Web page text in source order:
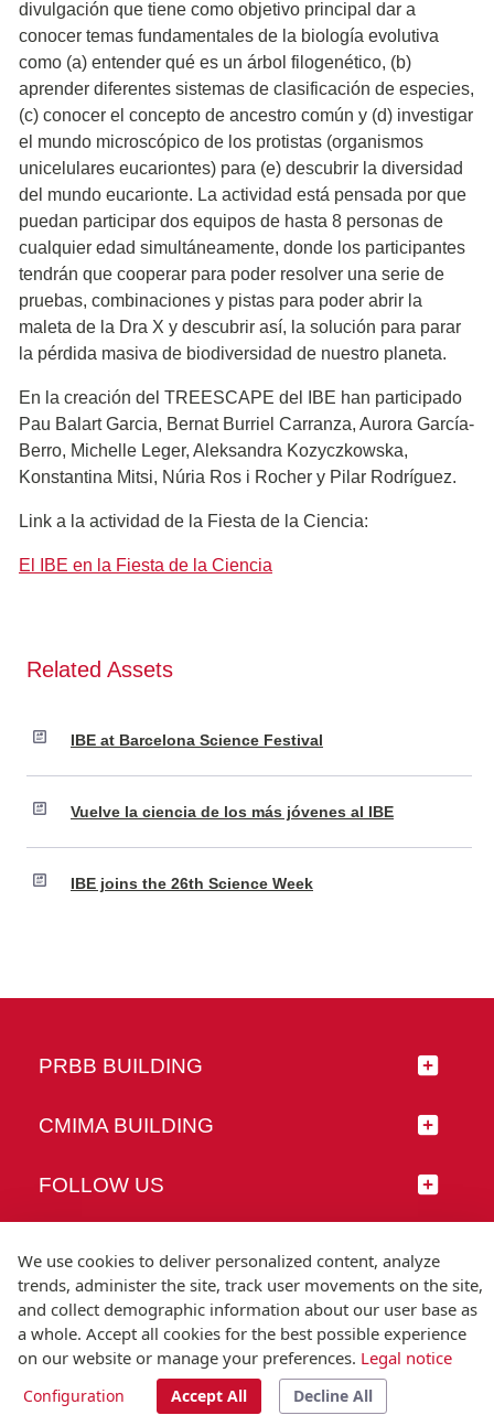
divulgación que tiene como objetivo principal dar a
conocer temas fundamentales de la biología evolutiva
como (a) entender qué es un árbol filogenético, (b)
aprender diferentes sistemas de clasificación de especies,
(c) conocer el concepto de ancestro común y (d) investigar
el mundo microscópico de los protistas (organismos
unicelulares eucariontes) para (e) descubrir la diversidad
del mundo eucarionte. La actividad está pensada por que
puedan participar dos equipos de hasta 8 personas de
cualquier edad simultáneamente, donde los participantes
tendrán que cooperar para poder resolver una serie de
pruebas, combinaciones y pistas para poder abrir la
maleta de la Dra X y descubrir así, la solución para parar
la pérdida masiva de biodiversidad de nuestro planeta.
En la creación del TREESCAPE del IBE han participado
Pau Balart Garcia, Bernat Burriel Carranza, Aurora García-
Berro, Michelle Leger, Aleksandra Kozyczkowska,
Konstantina Mitsi, Núria Ros i Rocher y Pilar Rodríguez.
Link a la actividad de la Fiesta de la Ciencia:
El IBE en la Fiesta de la Ciencia
Related Assets
IBE at Barcelona Science Festival
Vuelve la ciencia de los más jóvenes al IBE
IBE joins the 26th Science Week
PRBB BUILDING
CMIMA BUILDING
FOLLOW US
© Universitat Pompeu Fabra
Barcelona
T.(+34) 93 542 20 00
Legal notice Accessibility Technical note
We use cookies to deliver personalized content, analyze
trends, administer the site, track user movements on the site,
and collect demographic information about our user base as
a whole. Accept all cookies for the best possible experience
on our website or manage your preferences. Legal notice
Configuration Accept All Decline All